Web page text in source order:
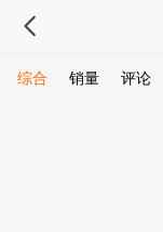
综合 销量 评论